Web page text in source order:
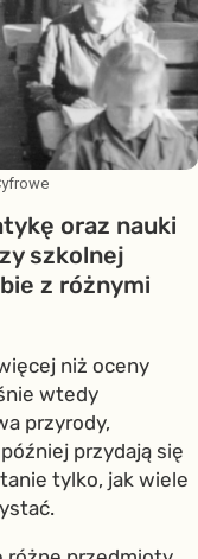
oraz nauki
szkolnej
z różnymi
niż oceny
wtedy
przyrody,
przydają się
tylko, jak wiele